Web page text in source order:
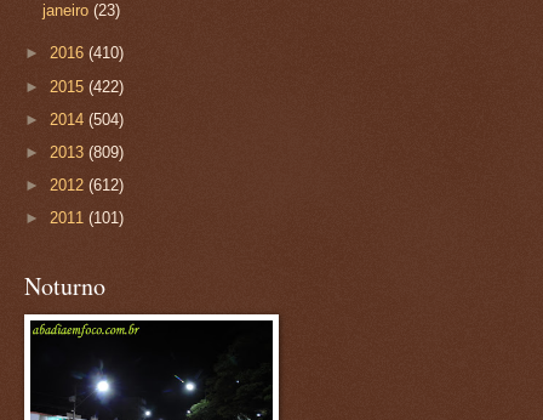
janeiro(23)
► 2016 (410)
► 2015 (422)
► 2014 (504)
► 2013 (809)
► 2012 (612)
► 2011 (101)
Noturno